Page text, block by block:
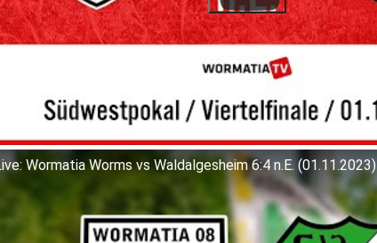
Wormatia Worms vs Waldalgesheim 6:4 n.E. (01.11.2023)